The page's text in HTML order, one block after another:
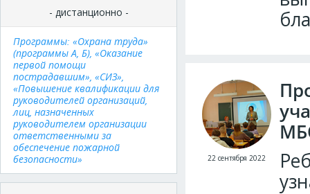
- дистанционно -
Программы: «Охрана труда»
(программы А, Б), «Оказание
первой помощи
пострадавшим», «СИЗ»,
«Повышение квалификации для
руководителей организаций,
лиц, назначенных
руководителем организации
ответственными за
обеспечение пожарной
безопасности»
22 сентября 2022